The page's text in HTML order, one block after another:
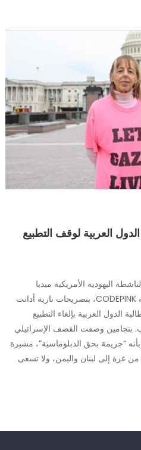
العربية لوقف التطبيع
اليهودية الأمريكية ميديا
بنجامين، المؤسسة المشاركة لحركة CODEPINK، بتصريحات نارية أدانت
الدول العربية بإلغاء التطبيع
بنجامين وصفت القصف الإسرائيلي
“جريمة بحق الدبلوماسية”، مشيرة
غزة إلى لبنان واليمن، ولا تسعى